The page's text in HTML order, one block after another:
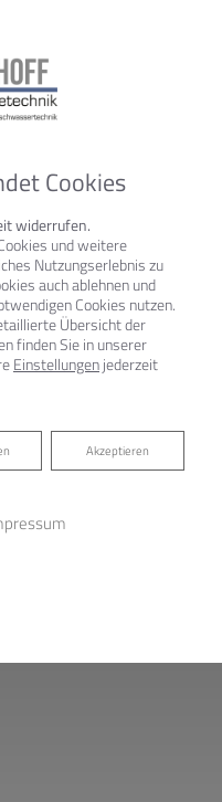
Cookies
widerrufen.
und weitere
Nutzungserlebnis zu
auch ablehnen und
Cookies nutzen.
Übersicht der
finden Sie in unserer
Einstellungenjederzeit
Akzeptieren